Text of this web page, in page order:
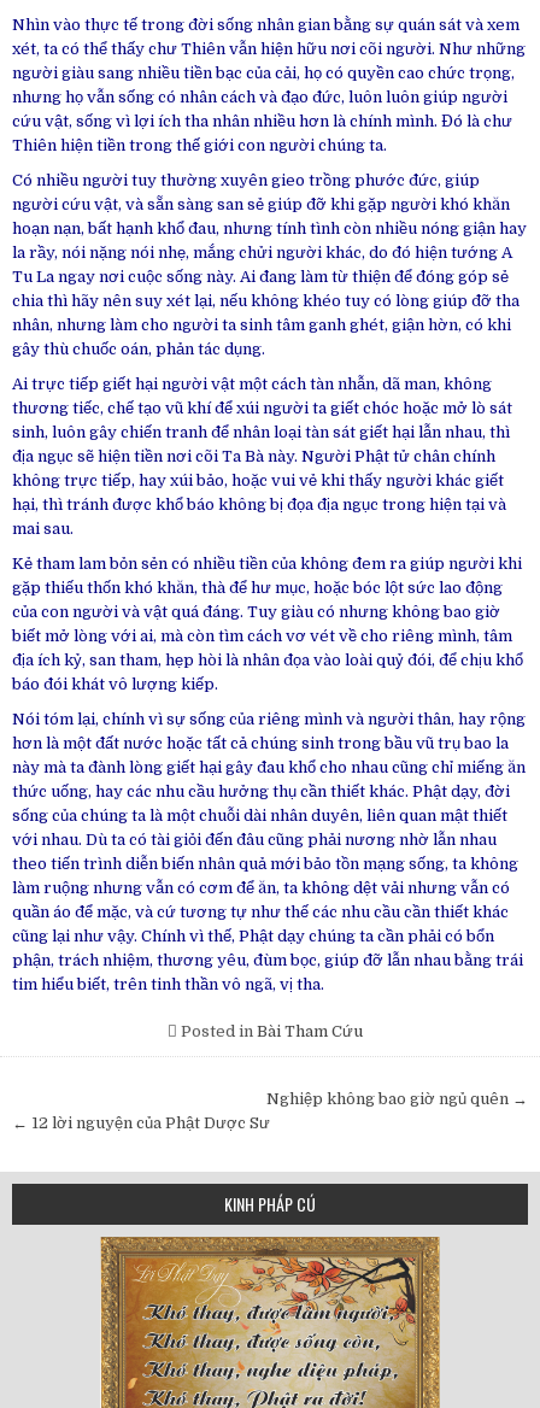
Nhìn vào thực tế trong đời sống nhân gian bằng sự quán sát và xem
xét, ta có thể thấy chư Thiên vẫn hiện hữu nơi cõi người. Như những
người giàu sang nhiều tiền bạc của cải, họ có quyền cao chức trọng,
nhưng họ vẫn sống có nhân cách và đạo đức, luôn luôn giúp người
cứu vật, sống vì lợi ích tha nhân nhiều hơn là chính mình. Đó là chư
Thiên hiện tiền trong thế giới con người chúng ta.
Có nhiều người tuy thường xuyên gieo trồng phước đức, giúp
người cứu vật, và sẵn sàng san sẻ giúp đỡ khi gặp người khó khăn
hoạn nạn, bất hạnh khổ đau, nhưng tính tình còn nhiều nóng giận hay
la rầy, nói nặng nói nhẹ, mắng chửi người khác, do đó hiện tướng A
Tu La ngay nơi cuộc sống này. Ai đang làm từ thiện để đóng góp sẻ
chia thì hãy nên suy xét lại, nếu không khéo tuy có lòng giúp đỡ tha
nhân, nhưng làm cho người ta sinh tâm ganh ghét, giận hờn, có khi
gây thù chuốc oán, phản tác dụng.
Ai trực tiếp giết hại người vật một cách tàn nhẫn, dã man, không
thương tiếc, chế tạo vũ khí để xúi người ta giết chóc hoặc mở lò sát
sinh, luôn gây chiến tranh để nhân loại tàn sát giết hại lẫn nhau, thì
địa ngục sẽ hiện tiền nơi cõi Ta Bà này. Người Phật tử chân chính
không trực tiếp, hay xúi bảo, hoặc vui vẻ khi thấy người khác giết
hại, thì tránh được khổ báo không bị đọa địa ngục trong hiện tại và
mai sau.
Kẻ tham lam bỏn sẻn có nhiều tiền của không đem ra giúp người khi
gặp thiếu thốn khó khăn, thà để hư mục, hoặc bóc lột sức lao động
của con người và vật quá đáng. Tuy giàu có nhưng không bao giờ
biết mở lòng với ai, mà còn tìm cách vơ vét về cho riêng mình, tâm
địa ích kỷ, san tham, hẹp hòi là nhân đọa vào loài quỷ đói, để chịu khổ
báo đói khát vô lượng kiếp.
Nói tóm lại, chính vì sự sống của riêng mình và người thân, hay rộng
hơn là một đất nước hoặc tất cả chúng sinh trong bầu vũ trụ bao la
này mà ta đành lòng giết hại gây đau khổ cho nhau cũng chỉ miếng ăn
thức uống, hay các nhu cầu hưởng thụ cần thiết khác. Phật dạy, đời
sống của chúng ta là một chuỗi dài nhân duyên, liên quan mật thiết
với nhau. Dù ta có tài giỏi đến đâu cũng phải nương nhờ lẫn nhau
theo tiến trình diễn biến nhân quả mới bảo tồn mạng sống, ta không
làm ruộng nhưng vẫn có cơm để ăn, ta không dệt vải nhưng vẫn có
quần áo để mặc, và cứ tương tự như thế các nhu cầu cần thiết khác
cũng lại như vậy. Chính vì thế, Phật dạy chúng ta cần phải có bổn
phận, trách nhiệm, thương yêu, đùm bọc, giúp đỡ lẫn nhau bằng trái
tim hiểu biết, trên tinh thần vô ngã, vị tha.
Posted in Bài Tham Cứu
navigation
Nghiệp không bao giờ ngủ quên →
← 12 lời nguyện của Phật Dược Sư
KINH PHÁP CÚ